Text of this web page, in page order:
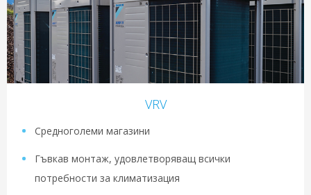
VRV
Средноголеми магазини
Гъвкав монтаж, удовлетворяващ всички
потребности за климатизация